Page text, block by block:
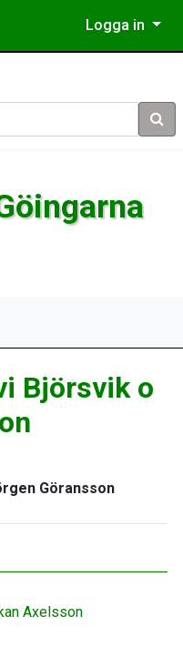
Logga in
Sök
Axelsson
Björsvik o
Göransson